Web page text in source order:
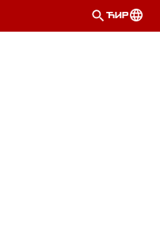
ЋИР